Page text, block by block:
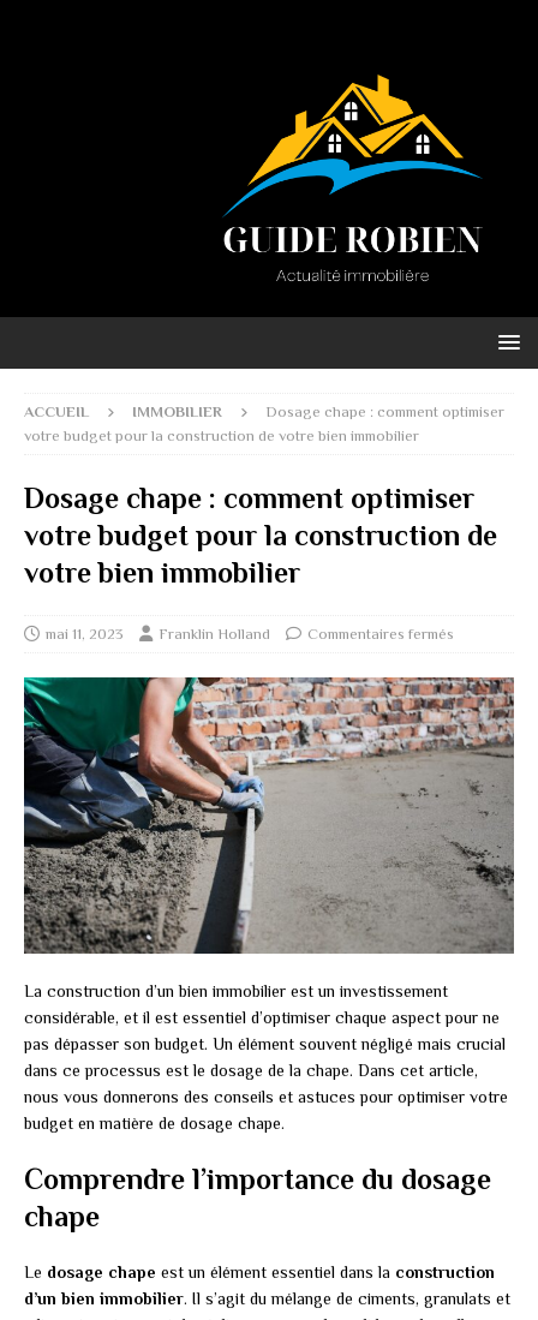
ACCUEIL IMMOBILIER
Dosage chape : comment optimiser
votre budget pour la construction de votre bien immobilier
Dosage chape : comment optimiser
votre budget pour la construction de
votre bien immobilier
mai 11, 2023 Franklin Holland Commentaires fermés
La construction d’un bien immobilier est un investissement
considérable, et il est essentiel d’optimiser chaque aspect pour ne
pas dépasser son budget. Un élément souvent négligé mais crucial
dans ce processus est le dosage de la chape. Dans cet article,
nous vous donnerons des conseils et astuces pour optimiser votre
budget en matière de dosage chape.
Comprendre l’importance du dosage
chape
Le dosage chape est un élément essentiel dans la construction
d’un bien immobilier. Il s’agit du mélange de ciments, granulats et